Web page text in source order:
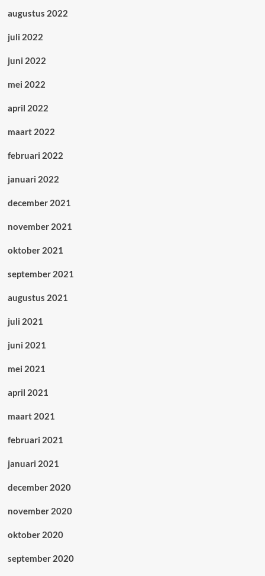
augustus 2022
juli 2022
juni 2022
mei 2022
april 2022
maart 2022
februari 2022
januari 2022
december 2021
november 2021
oktober 2021
september 2021
augustus 2021
juli 2021
juni 2021
mei 2021
april 2021
maart 2021
februari 2021
januari 2021
december 2020
november 2020
oktober 2020
september 2020